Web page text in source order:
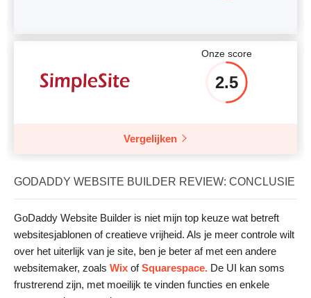
Onze score
2.5
Vergelijken
GODADDY WEBSITE BUILDER REVIEW: CONCLUSIE
GoDaddy Website Builder is niet mijn top keuze wat betreft
websitesjablonen of creatieve vrijheid. Als je meer controle wilt
over het uiterlijk van je site, ben je beter af met een andere
websitemaker, zoals Wix ofSquarespace. De UI kan soms
frustrerend zijn, met moeilijk te vinden functies en enkele